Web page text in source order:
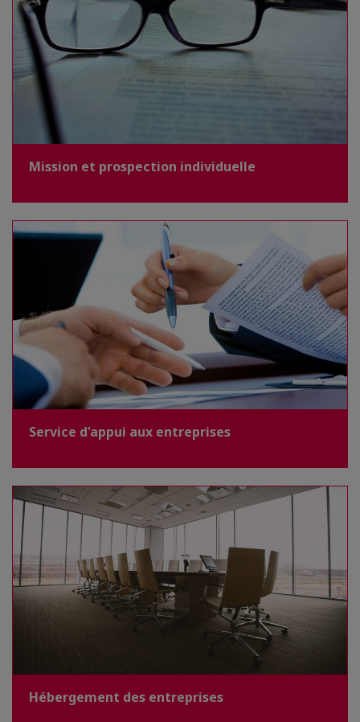
Mission et prospection individuelle
Service d'appui aux entreprises
Hébergement des entreprises